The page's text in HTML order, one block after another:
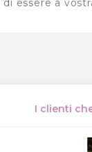
essere a
I clienti